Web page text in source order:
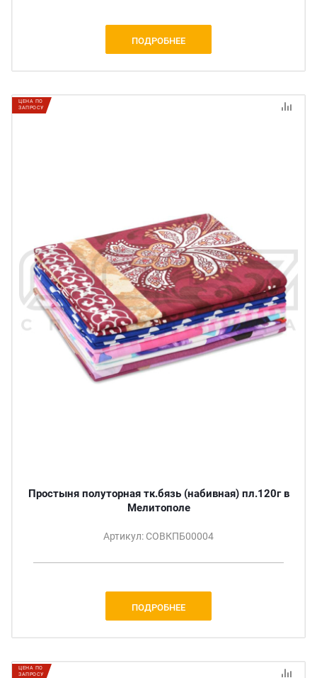
ПОДРОБНЕЕ
ЦЕНА ПО
ЗАПРОСУ
Простыня полуторная тк.бязь (набивная) пл.120г в
Мелитополе
Артикул: СОВКПБ00004
ПОДРОБНЕЕ
ЦЕНА ПО
ЗАПРОСУ